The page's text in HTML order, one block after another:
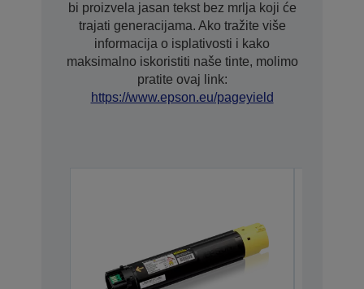
bi proizvela jasan tekst bez mrlja koji će
trajati generacijama. Ako tražite više
informacija o isplativosti i kako
maksimalno iskoristiti naše tinte, molimo
pratite ovaj link:
https://www.epson.eu/pageyield